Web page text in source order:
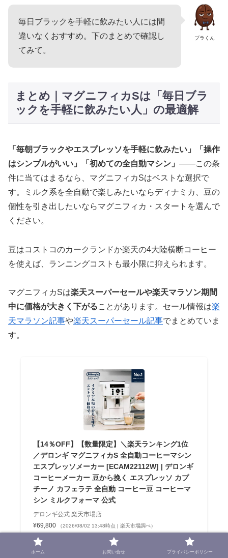
ブラくん
毎日ブラックを手軽に飲みたい人には間
違いなくおすすめ。下のまとめで確認し
てみて。
まとめ｜マグニフィカSは「毎日ブラ
ックを手軽に飲みたい人」の最適解
「毎朝ブラックやエスプレッソを手軽に飲みたい」「操作
はシンプルがいい」「初めての全自動マシン」 ——この条
件に当てはまるなら、マグニフィカSはベストな選択で
す。ミルク系を全自動で楽しみたいならディナミカ、豆の
個性を引き出したいならマグニフィカ・スタートを選んで
ください。
豆はコストコのカークランドか楽天の4大陸横断コーヒー
を使えば、ランニングコストも最小限に抑えられます。
マグニフィカSは楽天スーパーセールや楽天マラソン期間
中に価格が大きく下がることがあります。セール情報は楽
天マラソン記事や楽天スーパーセール記事でまとめていま
す。
【14％OFF】【数量限定】＼楽天ランキング1位
／デロンギ マグニフィカS 全自動コーヒーマシン
エスプレッソメーカー [ECAM22112W] | デロンギ
コーヒーメーカー 豆から挽く エスプレッソ カプ
チーノ カフェラテ 全自動 コーヒー豆 コーヒーマ
シン ミルクフォーマ 公式
デロンギ公式 楽天市場店
¥69,800
（2026/08/02 13:48時点 | 楽天市場調べ）
Amazon
ホーム お問い合せ プライバシーポリシー